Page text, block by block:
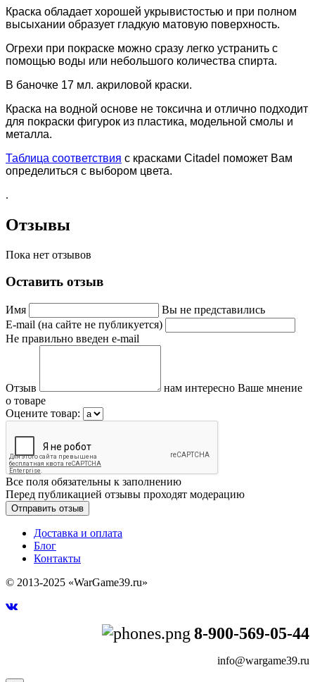
Краска обладает хорошей укрывистостью и при полном
высыхании образует гладкую матовую поверхность.
Огрехи при покраске можно сразу легко устранить с
помощью воды или небольшого количества спирта.
В баночке 17 мл. акриловой краски.
Краска на водной основе не токсична и отлично подходит
для покраски фигурок из пластика, модельной смолы и
металла.
Таблица соответствия с красками Citadel поможет Вам
определиться с выбором цвета.
.
Отзывы
Пока нет отзывов
Оставить отзыв
Имя
Вы не представились
E-mail (на сайте не публикуется)
Не правильно введен e-mail
Отзыв
нам интересно Ваше мнение
о товаре
Оцените товар:
Все поля обязательны к заполнению
Перед публикацией отзывы проходят модерацию
Доставка и оплата
Блог
Контакты
© 2013-2025 «WarGame39.ru»
8-900-569-05-44
info@wargame39.ru